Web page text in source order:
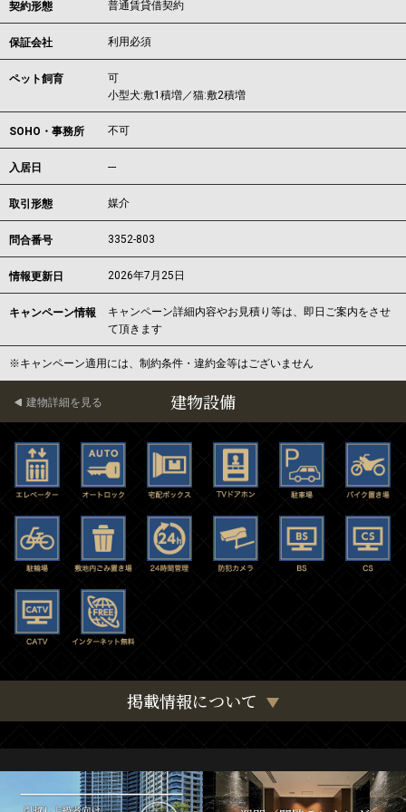
契約形態 普通賃貸借契約
保証会社 利用必須
ペット飼育
可
小型犬:敷1積増／猫:敷2積増
SOHO・事務所 不可
入居日 ---
取引形態 媒介
問合番号 3352-803
情報更新日 2026年7月25日
キャンペーン情報
キャンペーン詳細内容やお見積り等は、即日ご案内をさせ
て頂きます
※キャンペーン適用には、制約条件・違約金等はございません
建物設備
建物詳細を見る
掲載情報について